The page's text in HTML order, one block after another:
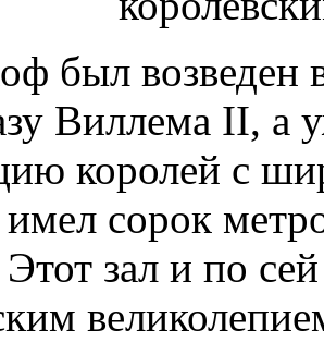
был возведен
Виллема II, а
королей с
сорок
зал и по